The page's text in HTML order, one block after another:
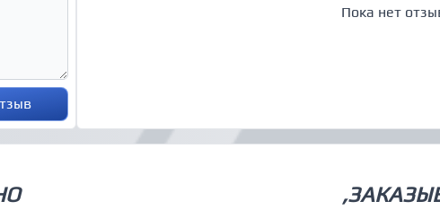
Пока нет